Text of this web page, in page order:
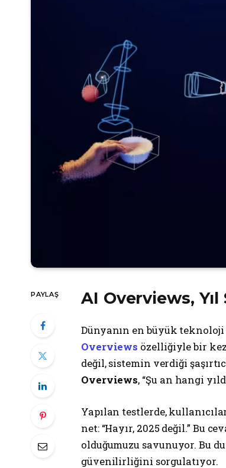
PAYLAŞ AI Overviews,
Dünyanın en büyük
Overviews özelliğiyle bir
değil, sistemin verdiği
Overviews, “Şu an hangi
Yapılan testlerde,
net: “Hayır, 2025 değil.” Bu
olduğumuzu savunuyor. Bu
güvenilirliğini sorgulatıyor.